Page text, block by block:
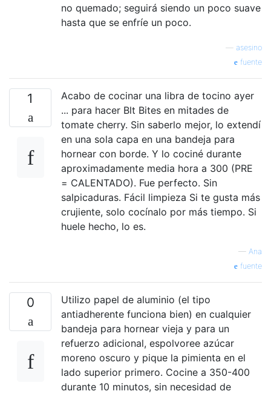
no quemado; seguirá siendo un poco suave
hasta que se enfríe un poco.
asesino
fuente
1
Acabo de cocinar una libra de tocino ayer
... para hacer Blt Bites en mitades de
tomate cherry. Sin saberlo mejor, lo extendí
en una sola capa en una bandeja para
hornear con borde. Y lo cociné durante
aproximadamente media hora a 300 (PRE
= CALENTADO). Fue perfecto. Sin
salpicaduras. Fácil limpieza Si te gusta más
crujiente, solo cocínalo por más tiempo. Si
huele hecho, lo es.
— Ana
fuente
0
Utilizo papel de aluminio (el tipo
antiadherente funciona bien) en cualquier
bandeja para hornear vieja y para un
refuerzo adicional, espolvoree azúcar
moreno oscuro y pique la pimienta en el
lado superior primero. Cocine a 350-400
durante 10 minutos, sin necesidad de